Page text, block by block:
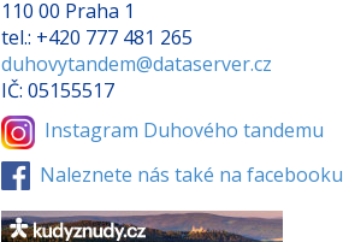
110 00 Praha 1
tel.: +420 777 481 265
duhovytandem@dataserver.cz
IČ: 05155517
Instagram Duhového tandemu
Naleznete nás také na facebooku